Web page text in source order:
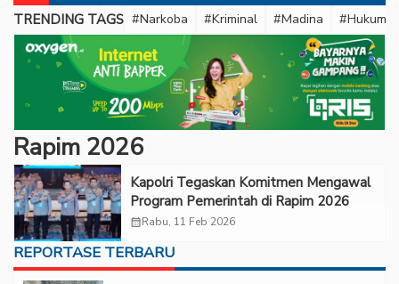
TRENDING TAGS #Narkoba #Kriminal #Madina #Hukum
Rapim 2026
Kapolri Tegaskan Komitmen Mengawal
Program Pemerintah di Rapim 2026
calendar_monthRabu, 11 Feb 2026
REPORTASE TERBARU